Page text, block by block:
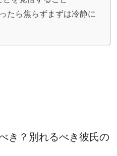
たら焦らずまずは冷静に
き？別れるべき彼氏の